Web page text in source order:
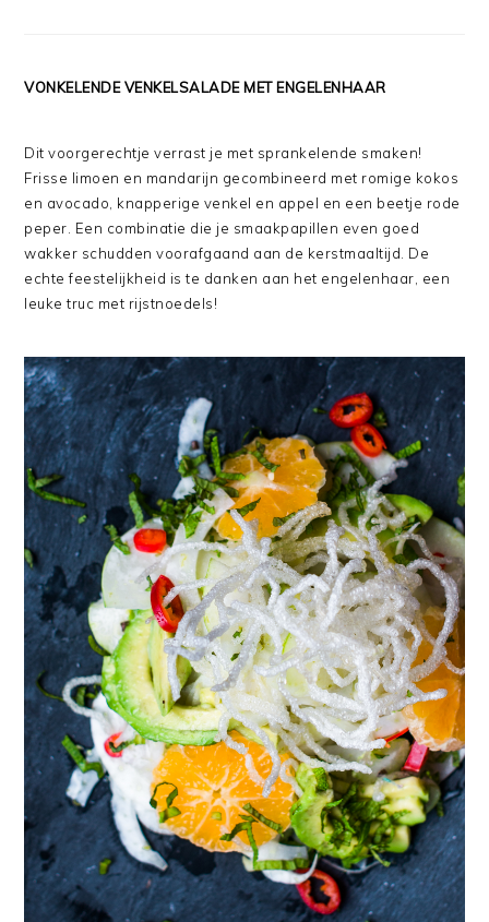
VONKELENDE VENKELSALADE MET ENGELENHAAR
Dit voorgerechtje verrast je met sprankelende smaken!
Frisse limoen en mandarijn gecombineerd met romige kokos
en avocado, knapperige venkel en appel en een beetje rode
peper. Een combinatie die je smaakpapillen even goed
wakker schudden voorafgaand aan de kerstmaaltijd. De
echte feestelijkheid is te danken aan het engelenhaar, een
leuke truc met rijstnoedels!